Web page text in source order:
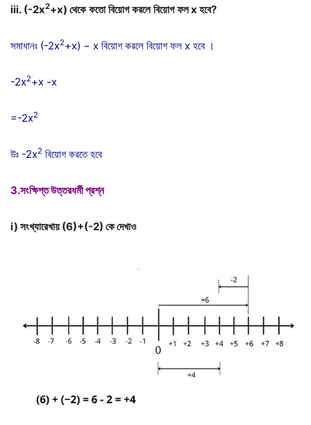
iii. (-2x2+x) থেকে কতো বিয়োগ করলে বিয়োগ ফলx হবে?
সমাধানঃ (-2x2+x) − x বিয়োগ করলে বিয়োগ ফল x হবে ।
-2x2+x -x
=-2x2
উঃ -2x2 বিয়োগ করতে হবে
3.সংক্ষিপ্ত উত্তরধর্মী প্রশ্ন
i) সংখ্যারেখায় (6)+(-2) কে দেখাও